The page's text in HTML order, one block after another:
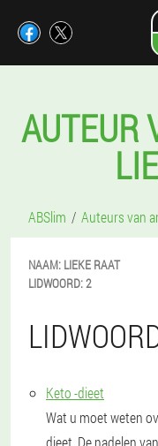
AUTEUR
ABSlim Auteurs van
NAAM: LIEKE RAAT
LIDWOORD:2
Keto -dieet
Wat u moet weten
dieet. De nadelen